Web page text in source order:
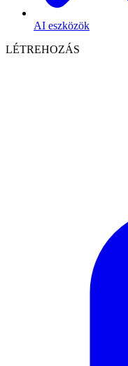
AI eszközök
LÉTREHOZÁS